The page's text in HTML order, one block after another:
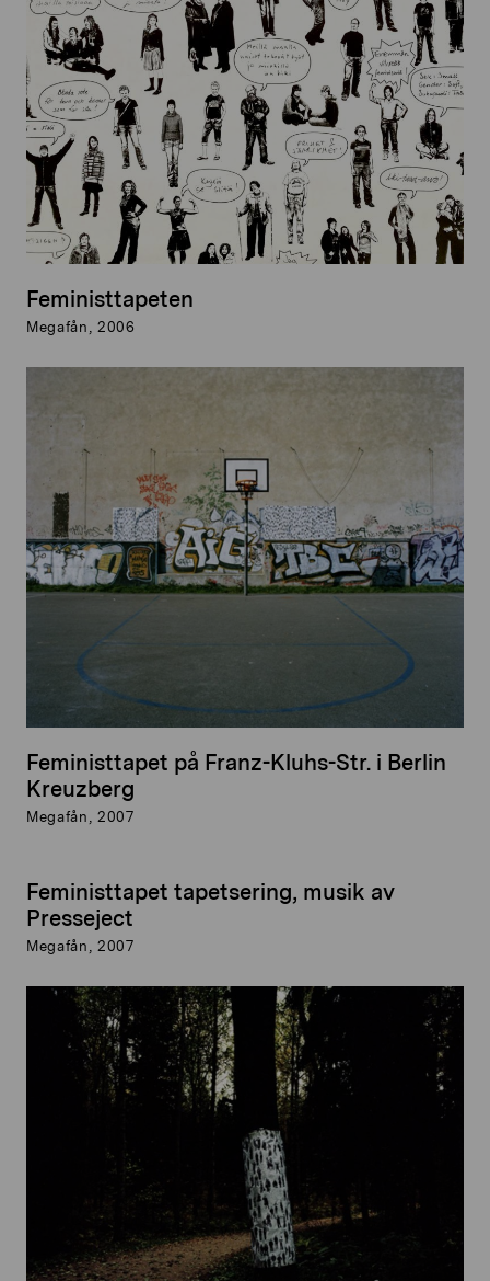
Feministtapeten
Megafån, 2006
Feministtapet på Franz-Kluhs-Str. i Berlin
Kreuzberg
Megafån, 2007
Feministtapet tapetsering, musik av
Presseject
Megafån, 2007